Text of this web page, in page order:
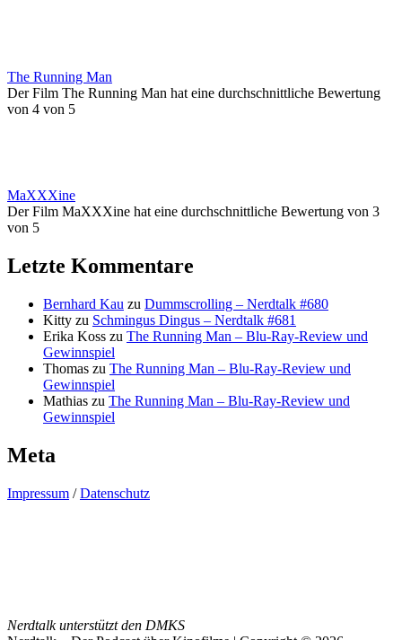
The Running Man
Der Film The Running Man hat eine durchschnittliche Bewertung
von 4 von 5
MaXXXine
Der Film MaXXXine hat eine durchschnittliche Bewertung von 3
von 5
Letzte Kommentare
Bernhard Kau zu Dummscrolling – Nerdtalk #680
Kitty zu Schmingus Dingus – Nerdtalk #681
Erika Koss zu The Running Man – Blu-Ray-Review und
Gewinnspiel
Thomas zu The Running Man – Blu-Ray-Review und
Gewinnspiel
Mathias zu The Running Man – Blu-Ray-Review und
Gewinnspiel
Meta
Impressum /Datenschutz
Nerdtalk unterstützt den DMKS